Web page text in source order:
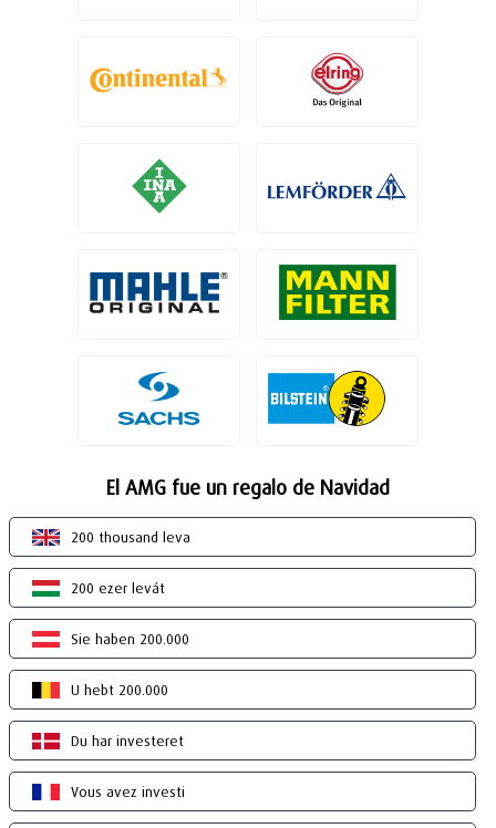
El AMG fue un regalo de Navidad
200 thousand leva
200 ezer levát
Sie haben 200.000
U hebt 200.000
Du har investeret
Vous avez investi